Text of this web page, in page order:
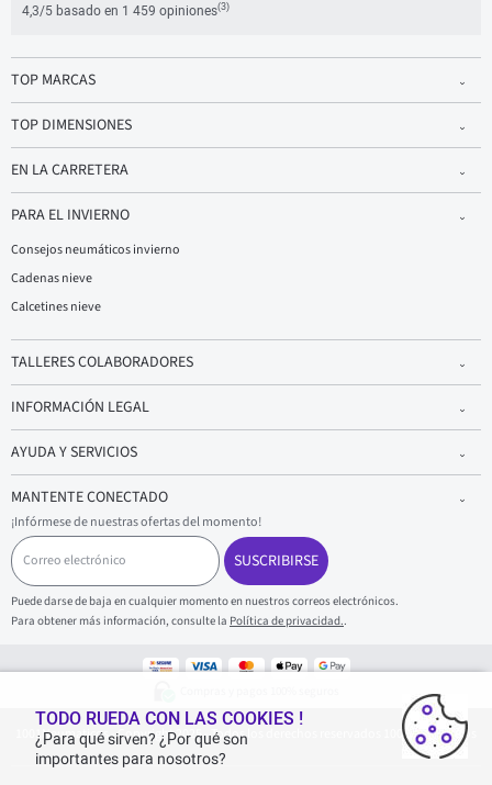
4,3/5 basado en 1 459 opiniones(3)
TOP MARCAS
TOP DIMENSIONES
EN LA CARRETERA
PARA EL INVIERNO
Consejos neumáticos invierno
Cadenas nieve
Calcetines nieve
TALLERES COLABORADORES
INFORMACIÓN LEGAL
AYUDA Y SERVICIOS
MANTENTE CONECTADO
¡Infórmese de nuestras ofertas del momento!
C
o
r
r
e
o
l
SUSCRIBIRSE
Puede darse de baja en cualquier momento en nuestros correos electrónicos.
Para obtener más información, consulte la Política de privacidad..
1001Neumaticos - Copyright 2025 - Todos los derechos reservados 1001Neumaticos
TODO RUEDA CON LAS COOKIES !
¿Para qué sirven? ¿Por qué son
importantes para nosotros?